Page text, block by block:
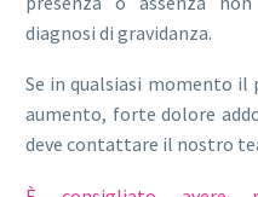
diagnosi di gravidanza.
Se in qualsiasi momento
aumento, forte dolore
deve contattare il nostro